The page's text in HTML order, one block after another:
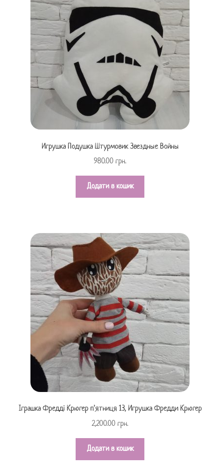
Игрушка Подушка Штурмовик Звездные Войны
980.00 грн.
Додати в кошик
Іграшка Фредді Крюгер п’ятниця 13, Игрушка Фредди Крюгер
2,200.00 грн.
Додати в кошик